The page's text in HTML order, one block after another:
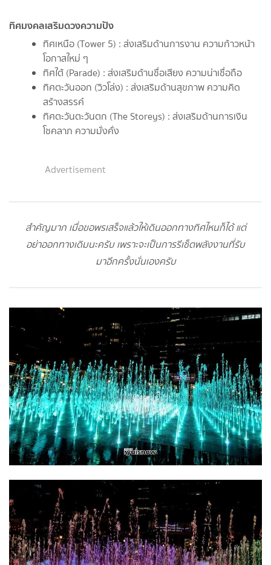
ทิศมงคลเสริมดวงความปัง
ทิศเหนือ (Tower 5) : ส่งเสริมด้านการงาน ความก้าวหน้า
โอกาสใหม่ ๆ
ทิศใต้ (Parade) : ส่งเสริมด้านชื่อเสียง ความน่าเชื่อถือ
ทิศตะวันออก (วิวโล่ง) : ส่งเสริมด้านสุขภาพ ความคิด
สร้างสรรค์
ทิศตะวันตะวันตก (The Storeys) : ส่งเสริมด้านการเงิน
โชคลาภ ความมั่งคั่ง
Advertisement
สำคัญมาก เมื่อขอพรเสร็จแล้วให้เดินออกทางทิศไหนก็ได้ แต่
อย่าออกทางเดิมนะครับ เพราะจะเป็นการรีเซ็ตพลังงานที่รับ
มาอีกครั้งนั่นเองครับ